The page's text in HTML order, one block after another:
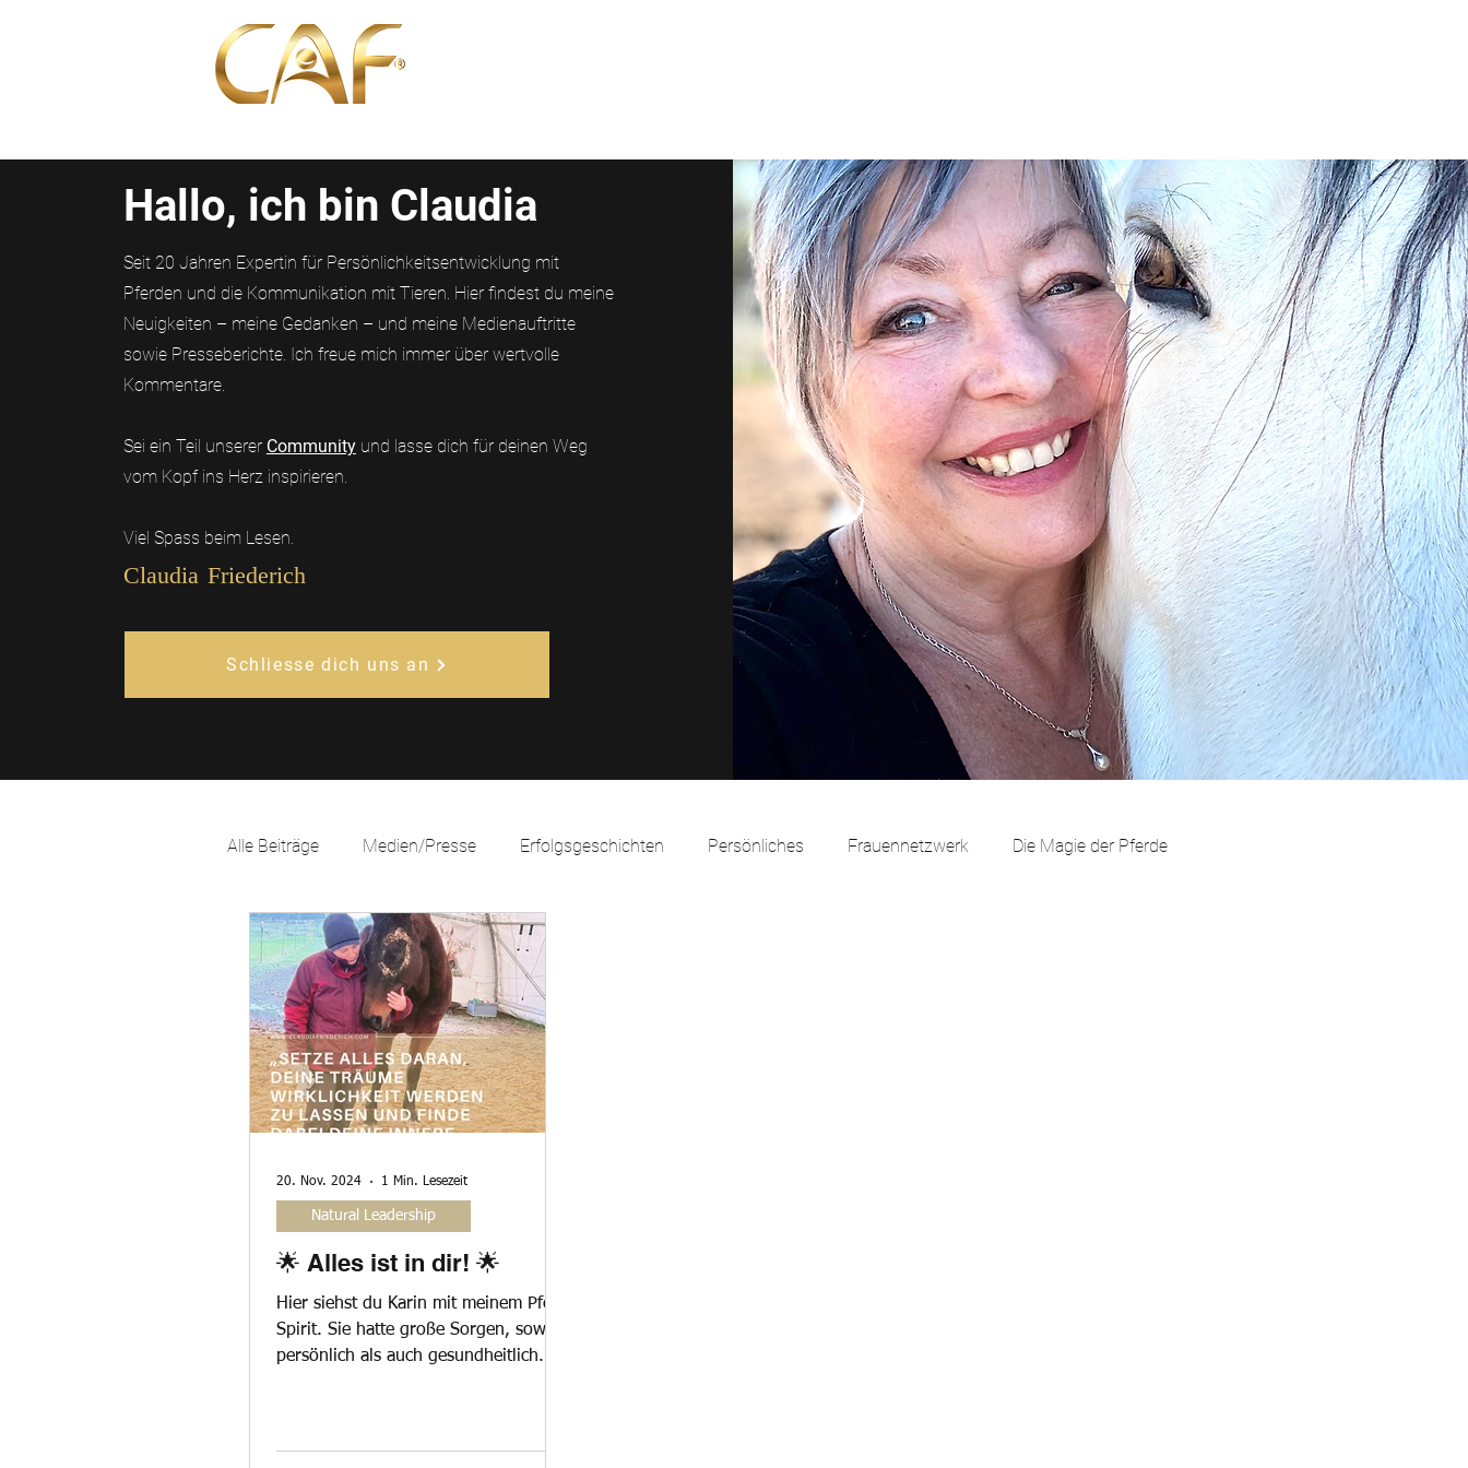
Hallo, ich bin Claudia
Seit 20 Jahren Expertin für Persönlichkeitsentwicklung mit
Pferden und die Kommunikation mit Tieren. Hier findest du meine
Neuigkeiten – meine Gedanken – und meine Medienauftritte
sowie Presseberichte. Ich freue mich immer über wertvolle
Kommentare.
Sei ein Teil unserer Community und lasse dich für deinen Weg
vom Kopf ins Herz inspirieren.
Viel Spass beim Lesen.
Claudia Friederich
Schliesse dich uns an
Alle Beiträge Medien/Presse Erfolgsgeschichten Persönliches Frauennetzwerk Die Magie der Pferde
Natural Leadership Glück Coaching mit Pferden
Auszeit Aktion
🌟 Alles ist in dir! 🌟
Hier siehst du Karin mit meinem Pferd
Spirit. Sie hatte große Sorgen, sowohl
persönlich als auch gesundheitlich. 🧐
Natural Leadership
20. Nov. 2024 1 Min. Lesezeit